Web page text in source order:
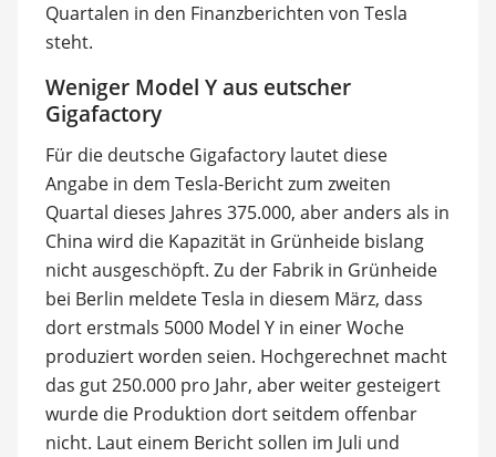
Quartalen in den Finanzberichten von Tesla
steht.
Weniger Model Y aus eutscher
Gigafactory
Für die deutsche Gigafactory lautet diese
Angabe in dem Tesla-Bericht zum zweiten
Quartal dieses Jahres 375.000, aber anders als in
China wird die Kapazität in Grünheide bislang
nicht ausgeschöpft. Zu der Fabrik in Grünheide
bei Berlin meldete Tesla in diesem März, dass
dort erstmals 5000 Model Y in einer Woche
produziert worden seien. Hochgerechnet macht
das gut 250.000 pro Jahr, aber weiter gesteigert
wurde die Produktion dort seitdem offenbar
nicht. Laut einem Bericht sollen im Juli und